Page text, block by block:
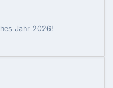
Jahr 2026!